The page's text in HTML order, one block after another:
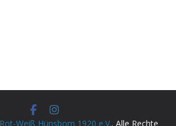
Rot-Weiß Hünsborn 1920 e.V.. Alle Rechte